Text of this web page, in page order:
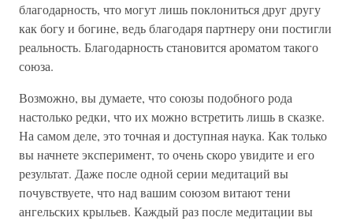
благодарность, что могут лишь поклониться друг другу
как богу и богине, ведь благодаря партнеру они постигли
реальность. Благодарность становится ароматом такого
союза.
Возможно, вы думаете, что союзы подобного рода
настолько редки, что их можно встретить лишь в сказке.
На самом деле, это точная и доступная наука. Как только
вы начнете эксперимент, то очень скоро увидите и его
результат. Даже после одной серии медитаций вы
почувствуете, что над вашим союзом витают тени
ангельских крыльев. Каждый раз после медитации вы